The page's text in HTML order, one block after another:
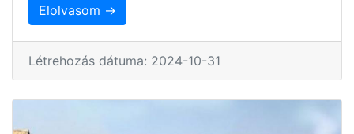
Elolvasom →
Létrehozás dátuma: 2024-10-31